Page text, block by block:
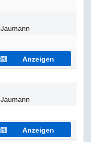
Anzeigen
Anzeigen